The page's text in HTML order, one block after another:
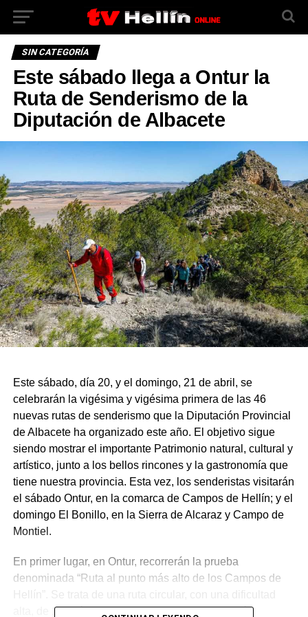
SIN CATEGORÍA
Este sábado llega a Ontur la
Ruta de Senderismo de la
Diputación de Albacete
Este sábado, día 20, y el domingo, 21 de abril, se
celebrarán la vigésima y vigésima primera de las 46
nuevas rutas de senderismo que la Diputación Provincial
de Albacete ha organizado este año. El objetivo sigue
siendo mostrar el importante Patrimonio natural, cultural y
artístico, junto a los bellos rincones y la gastronomía que
tiene nuestra provincia. Esta vez, los senderistas visitarán
el sábado Ontur, en la comarca de Campos de Hellín; y el
domingo El Bonillo, en la Sierra de Alcaraz y Campo de
Montiel.
En primer lugar, en Ontur, recorrerán la prueba
denominada “Ruta al punto más alto de los Campos de
alta, de 15 kilómetros de distancia y una duración